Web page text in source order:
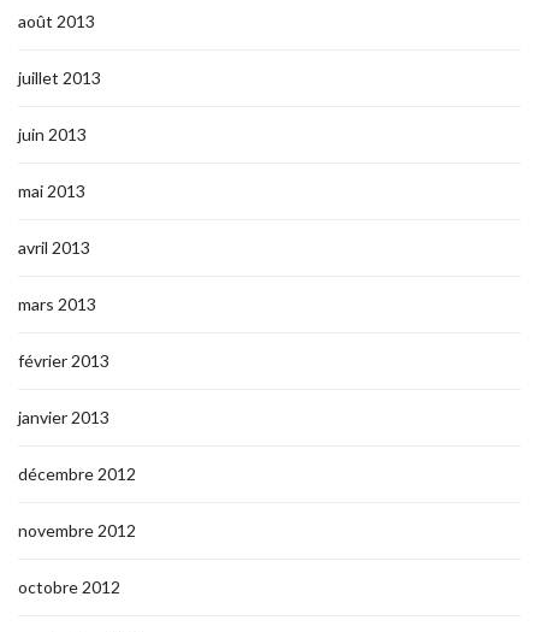
août 2013
juillet 2013
juin 2013
mai 2013
avril 2013
mars 2013
février 2013
janvier 2013
décembre 2012
novembre 2012
octobre 2012